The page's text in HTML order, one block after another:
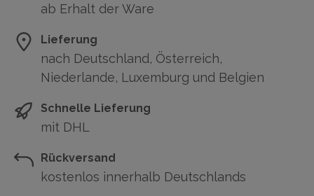
ab Erhalt der Ware
Lieferung
nach Deutschland, Österreich,
Niederlande, Luxemburg und Belgien
Schnelle Lieferung
mit DHL
Rückversand
kostenlos innerhalb Deutschlands